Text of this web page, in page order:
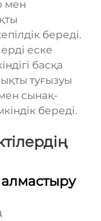
мен
береді.
еске
басқа
туғызуы
сынақ-
береді.